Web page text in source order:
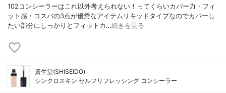
102コンシーラーはこれ以外考えられない！ってくらいカバー力・フィ
ット感・コスパの3点が優秀なアイテムリキッドタイプなのでカバーし
たい部分にしっかりとフィットカ…続きを見る
資生堂(SHISEIDO)
シンクロスキン セルフリフレッシング コンシーラー